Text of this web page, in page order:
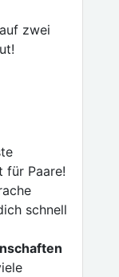
zwei
für Paare!
schnell